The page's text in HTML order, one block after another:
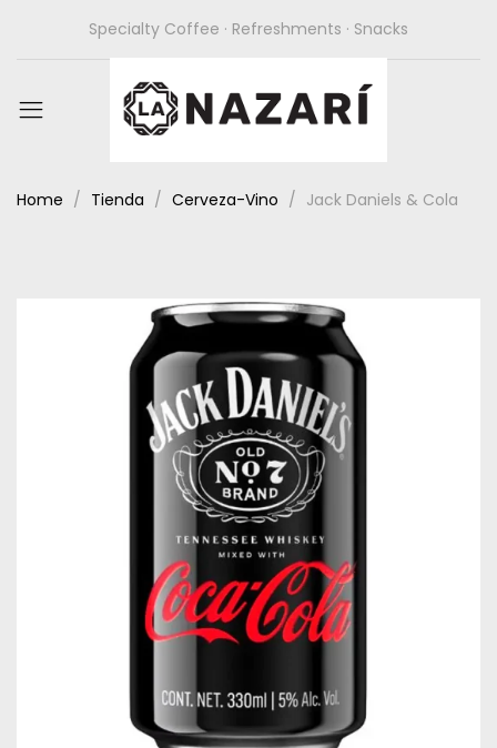
Specialty Coffee · Refreshments · Snacks
Home Tienda Cerveza-Vino Jack Daniels & Cola